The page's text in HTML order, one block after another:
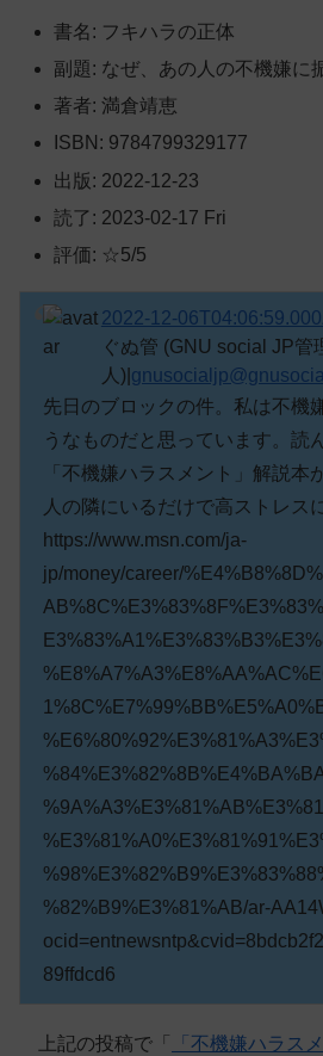
書名: フキハラの正体
副題: なぜ、あの人の不機嫌に
著者: 満倉靖恵
ISBN: 9784799329177
出版: 2022-12-23
読了: 2023-02-17 Fri
評価: ☆5/5
2022-12-
ぐぬ管 (GNU social JP管
人)|
先日のブロックの件。私は不機
うなものだと思っています。読
「不機嫌ハラスメント」解説本
人の隣にいるだけで高ストレス
https://www.msn.com/ja-
jp/money/career/
%82%B9%E3%81%AB/ar-
89ffdcd6
上記の投稿で「
「不機嫌ハラス